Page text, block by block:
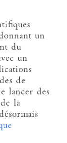
un
du
un
de
lancer des
la